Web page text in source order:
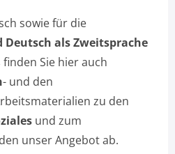
sowie für die
als Zweitsprache
Sie hier auch
- und den
zu den
und zum
unser Angebot ab.